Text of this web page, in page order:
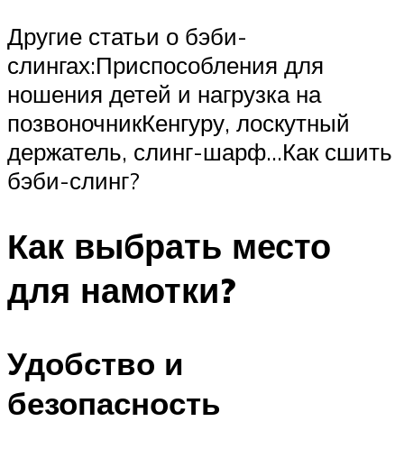
Другие статьи о бэби-
слингах:Приспособления для
ношения детей и нагрузка на
позвоночникКенгуру, лоскутный
держатель, слинг-шарф…Как сшить
бэби-слинг?
Как выбрать место
для намотки?
Удобство и
безопасность